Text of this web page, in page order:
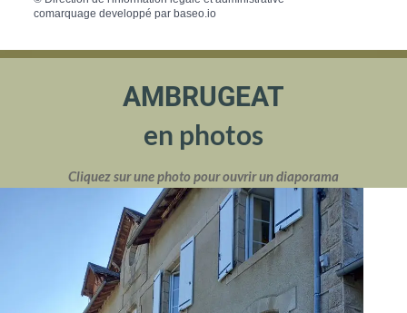
comarquage developpé parbaseo.io
AMBRUGEAT
en photos
Cliquez sur une photo pour ouvrir un diaporama